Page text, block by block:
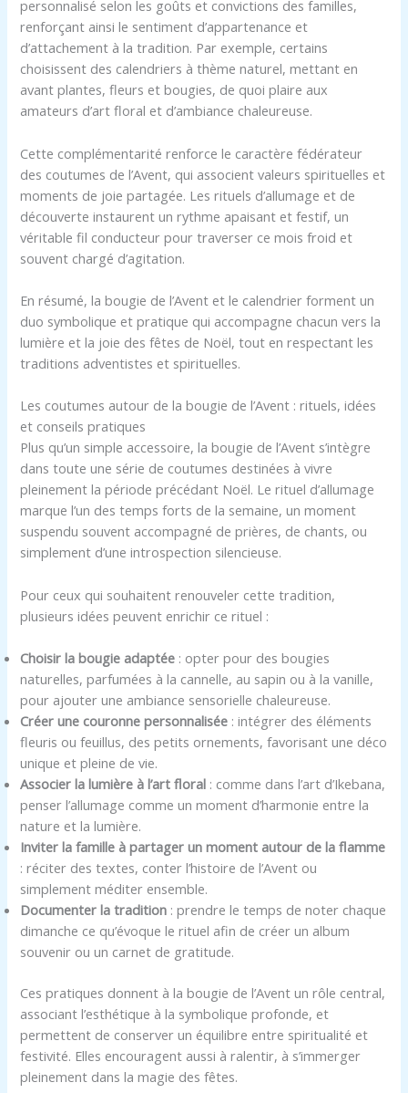
personnalisé selon les goûts et convictions des familles,
renforçant ainsi le sentiment d’appartenance et
d’attachement à la tradition. Par exemple, certains
choisissent des calendriers à thème naturel, mettant en
avant plantes, fleurs et bougies, de quoi plaire aux
amateurs d’art floral et d’ambiance chaleureuse.
Cette complémentarité renforce le caractère fédérateur
des coutumes de l’Avent, qui associent valeurs spirituelles et
moments de joie partagée. Les rituels d’allumage et de
découverte instaurent un rythme apaisant et festif, un
véritable fil conducteur pour traverser ce mois froid et
souvent chargé d’agitation.
En résumé, la bougie de l’Avent et le calendrier forment un
duo symbolique et pratique qui accompagne chacun vers la
lumière et la joie des fêtes de Noël, tout en respectant les
traditions adventistes et spirituelles.
Les coutumes autour de la bougie de l’Avent : rituels, idées
et conseils pratiques
Plus qu’un simple accessoire, la bougie de l’Avent s’intègre
dans toute une série de coutumes destinées à vivre
pleinement la période précédant Noël. Le rituel d’allumage
marque l’un des temps forts de la semaine, un moment
suspendu souvent accompagné de prières, de chants, ou
simplement d’une introspection silencieuse.
Pour ceux qui souhaitent renouveler cette tradition,
plusieurs idées peuvent enrichir ce rituel :
Choisir la bougie adaptée : opter pour des bougies
naturelles, parfumées à la cannelle, au sapin ou à la vanille,
pour ajouter une ambiance sensorielle chaleureuse.
Créer une couronne personnalisée : intégrer des éléments
fleuris ou feuillus, des petits ornements, favorisant une déco
unique et pleine de vie.
Associer la lumière à l’art floral : comme dans l’art d’Ikebana,
penser l’allumage comme un moment d’harmonie entre la
nature et la lumière.
Inviter la famille à partager un moment autour de la flamme
: réciter des textes, conter l’histoire de l’Avent ou
simplement méditer ensemble.
Documenter la tradition : prendre le temps de noter chaque
dimanche ce qu’évoque le rituel afin de créer un album
souvenir ou un carnet de gratitude.
Ces pratiques donnent à la bougie de l’Avent un rôle central,
associant l’esthétique à la symbolique profonde, et
permettent de conserver un équilibre entre spiritualité et
festivité. Elles encouragent aussi à ralentir, à s’immerger
pleinement dans la magie des fêtes.